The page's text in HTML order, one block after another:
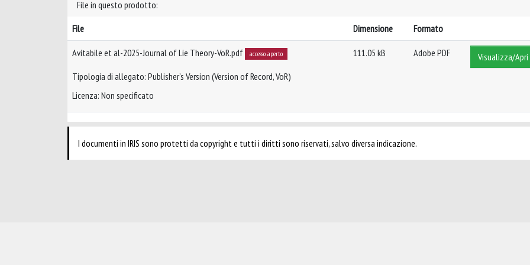
File in questo prodotto:
File
Dimensione Formato
Avitabile et al-2025-Journal of Lie Theory-VoR.pdf accesso aperto
Tipologia di allegato: Publisher’s Version (Version of Record, VoR)
Licenza: Non specificato
111.05 kB Adobe PDF Visualizza/Apri
I documenti in IRIS sono protetti da copyright e tutti i diritti sono riservati, salvo diversa indicazione.